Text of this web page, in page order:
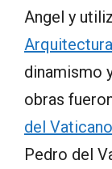
Angel y
Arquitectura
dinamismo
obras
del Vaticano
Pedro del